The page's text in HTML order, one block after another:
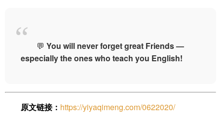
💬 You will never forget great Friends —
especially the ones who teach you English!
原文链接： https://yiyaqimeng.com/0622020/